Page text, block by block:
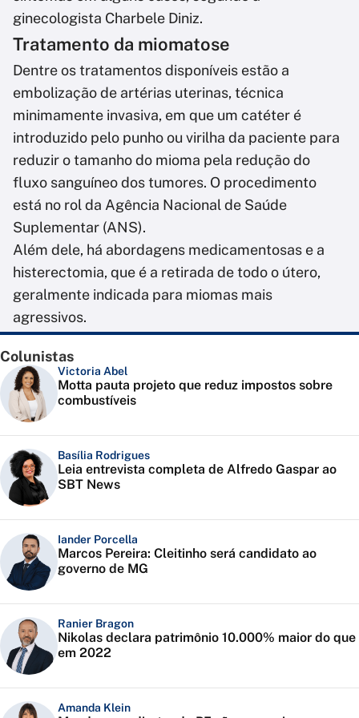
ginecologista Charbele Diniz.
Tratamento da miomatose
Dentre os tratamentos disponíveis estão a
embolização de artérias uterinas, técnica
minimamente invasiva, em que um catéter é
introduzido pelo punho ou virilha da paciente para
reduzir o tamanho do mioma pela redução do
fluxo sanguíneo dos tumores. O procedimento
está no rol da Agência Nacional de Saúde
Suplementar (ANS).
Além dele, há abordagens medicamentosas e a
histerectomia, que é a retirada de todo o útero,
geralmente indicada para miomas mais
agressivos.
Colunistas
Victoria Abel
Motta pauta projeto que reduz impostos sobre
combustíveis
Basília Rodrigues
Leia entrevista completa de Alfredo Gaspar ao
SBT News
Iander Porcella
Marcos Pereira: Cleitinho será candidato ao
governo de MG
Ranier Bragon
Nikolas declara patrimônio 10.000% maior do que
em 2022
Amanda Klein